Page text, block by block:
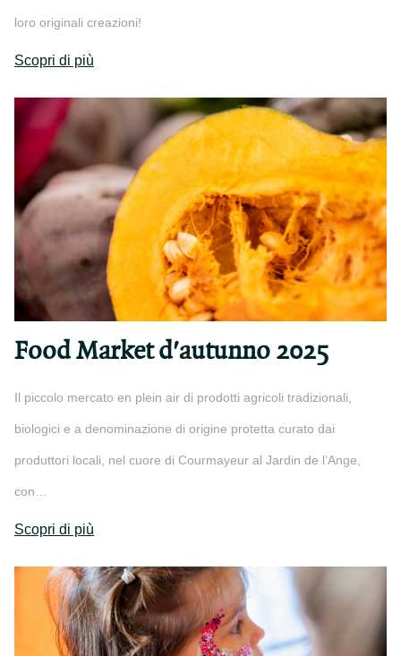
loro originali creazioni!
Scopri di più
Food Market d'autunno 2025
Il piccolo mercato en plein air di prodotti agricoli tradizionali,
biologici e a denominazione di origine protetta curato dai
produttori locali, nel cuore di Courmayeur al Jardin de l’Ange,
con…
Scopri di più